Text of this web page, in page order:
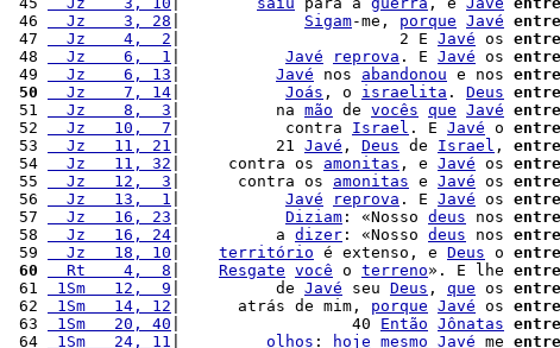
46
  Jz    3, 28
Sigam-me, porque Javé
47
  Jz    4,  2
|                       2 E Javé os
48
  Jz    6,  1
Javé reprova . E Javé os
49
  Jz    6, 13
Javé nos abandonou e nos
50
  Jz    7, 14
Joás , o israelita . Deus
51
  Jz    8,  3
|          na mão de vocês que Javé
52
  Jz   10,  7
|           contra Israel . E Javé o
53
  Jz   11, 21
|          21 Javé , Deus de Israel ,
54
  Jz   11, 32
|     contra os amonitas , e Javé os
55
  Jz   12,  3
|      contra os amonitas e Javé os
56
  Jz   13,  1
Javé reprova . E Javé os
57
  Jz   16, 23
Diziam : «Nosso deus nos
58
  Jz   16, 24
|          a dizer : «Nosso deus nos
59
  Jz   18, 10
território é extenso, e Deus o
60
  Rt    4,  8
Resgate você o terreno». E lhe
61
1Sm   12,  9 |          de Javé seu Deus , que os
62
1Sm   14, 12 |      atrás de mim, porque Javé os
63
1Sm   20, 40 |                  40 Então Jônatas
64
1Sm   24, 11 olhos : hoje mesmo Javé me